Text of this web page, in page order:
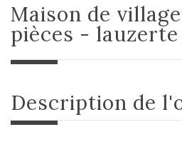
maison de village 80 m² - 5
pièces - lauzerte
description de